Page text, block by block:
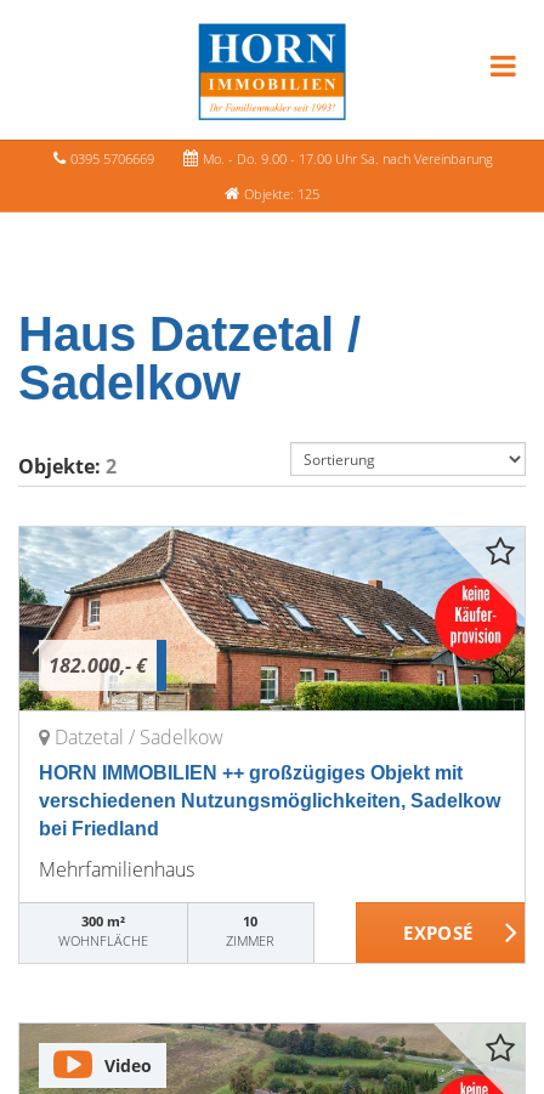
0395 5706669
Mo. - Do. 9.00 - 17.00 Uhr Sa. nach Vereinbarung
Objekte: 125
Haus Datzetal /
Sadelkow
Objekte: 2
182.000,- €
Datzetal / Sadelkow
HORN IMMOBILIEN ++ großzügiges Objekt mit
verschiedenen Nutzungsmöglichkeiten, Sadelkow
bei Friedland
Mehrfamilienhaus
300 m²
WOHNFLÄCHE
10
ZIMMER
Video